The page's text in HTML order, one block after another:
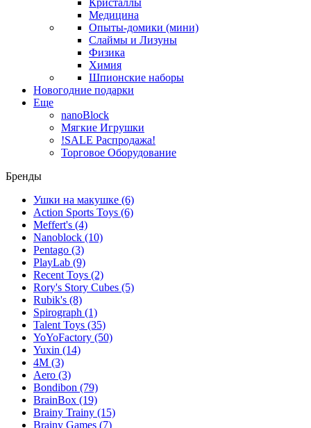
Кристаллы
Медицина
Опыты-домики (мини)
Слаймы и Лизуны
Физика
Химия
Шпионские наборы
Новогодние подарки
Еще
nanoBlock
Мягкие Игрушки
!SALE Распродажа!
Торговое Оборудование
Бренды
Ушки на макушке (6)
Action Sports Toys (6)
Meffert's (4)
Nanoblock (10)
Pentago (3)
PlayLab (9)
Recent Toys (2)
Rory's Story Cubes (5)
Rubik's (8)
Spirograph (1)
Talent Toys (35)
YoYoFactory (50)
Yuxin (14)
4M (3)
Aero (3)
Bondibon (79)
BrainBox (19)
Brainy Trainy (15)
Brainy Games (7)